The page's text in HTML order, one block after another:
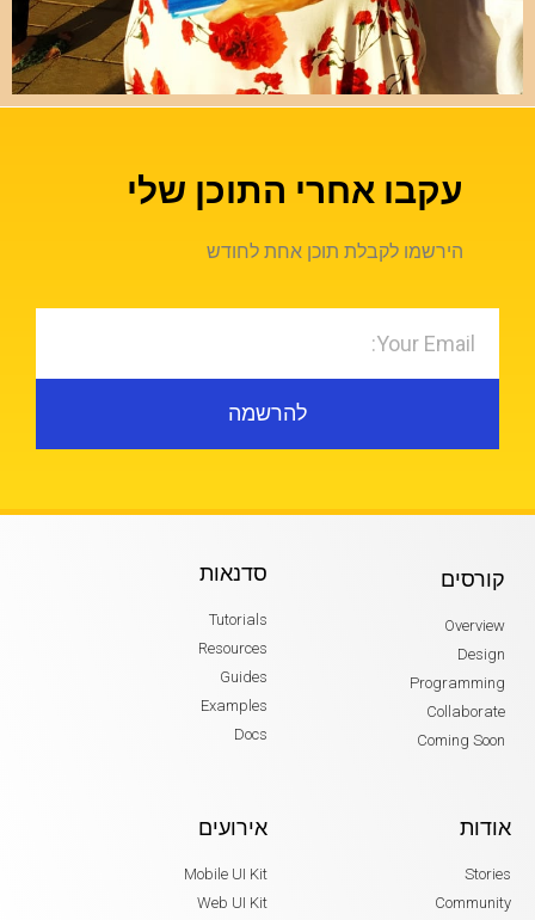
עקבו אחרי התוכן שלי
הירשמו לקבלת תוכן אחת לחודש
להרשמה
קורסים
Overview
Design
Programming
Collaborate
Coming Soon
סדנאות
Tutorials
Resources
Guides
Examples
Docs
אודות
Stories
Community
אירועים
Mobile UI Kit
Web UI Kit